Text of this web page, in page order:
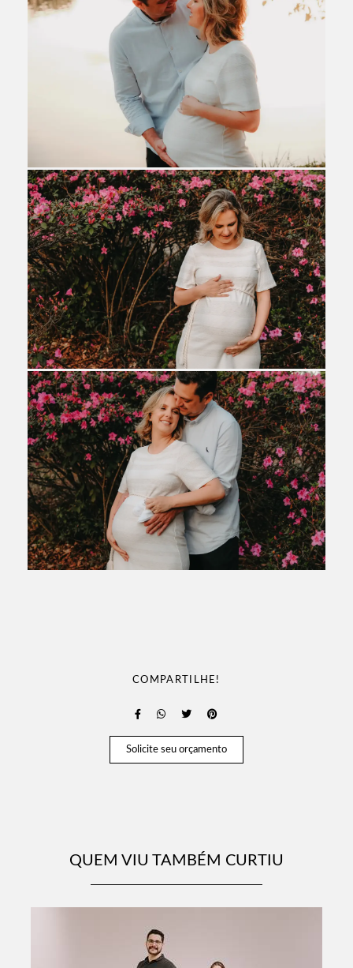
COMPARTILHE!
Solicite seu orçamento
QUEM VIU TAMBÉM CURTIU